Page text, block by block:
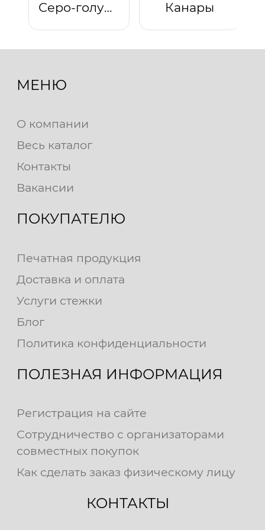
Серо-голубой Канары
МЕНЮ
О компании
Весь каталог
Контакты
Вакансии
ПОКУПАТЕЛЮ
Печатная продукция
Доставка и оплата
Услуги стежки
Блог
Политика конфиденциальности
ПОЛЕЗНАЯ ИНФОРМАЦИЯ
Регистрация на сайте
Сотрудничество с организаторами
совместных покупок
Как сделать заказ физическому лицу
КОНТАКТЫ